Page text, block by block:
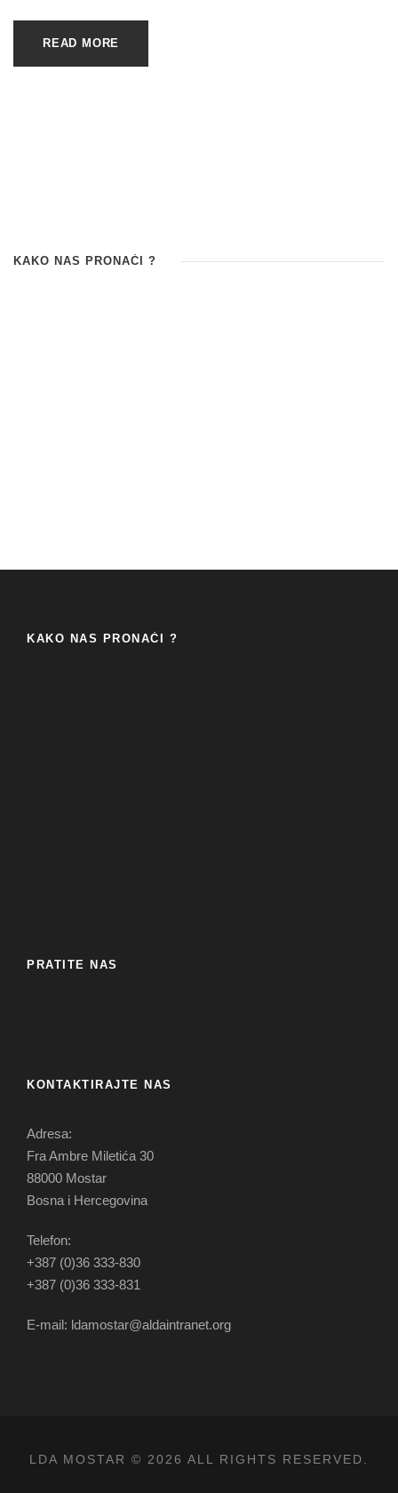
READ MORE
KAKO NAS PRONAĆI ?
KAKO NAS PRONAĆI ?
PRATITE NAS
KONTAKTIRAJTE NAS
Adresa:
Fra Ambre Miletića 30
88000 Mostar
Bosna i Hercegovina
Telefon:
+387 (0)36 333-830
+387 (0)36 333-831
E-mail: ldamostar@aldaintranet.org
LDA MOSTAR © 2026 ALL RIGHTS RESERVED.